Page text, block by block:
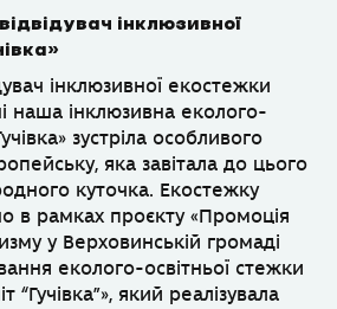
інклюзивної
інклюзивної екостежки
наша інклюзивна еколого-
зустріла особливого
яка завітала до цього
куточка. Екостежку
в рамках проєкту «Промоція
у Верховинській громаді
еколого-освітньої стежки
“Гучівка”», який реалізувала